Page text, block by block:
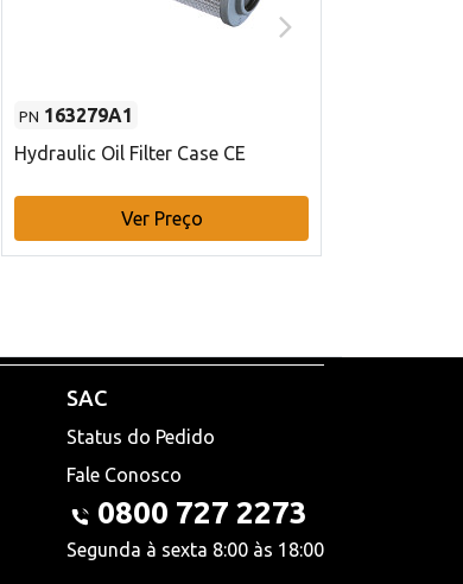
PN 163279A1
Hydraulic Oil Filter Case CE
Ver Preço
SAC
Status do Pedido
Fale Conosco
0800 727 2273
Segunda à sexta 8:00 às 18:00